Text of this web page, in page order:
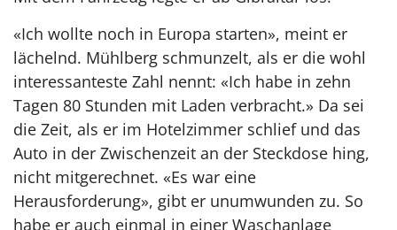
«Ich wollte noch in Europa starten», meint er
lächelnd. Mühlberg schmunzelt, als er die wohl
interessanteste Zahl nennt: «Ich habe in zehn
Tagen 80 Stunden mit Laden verbracht.» Da sei
die Zeit, als er im Hotelzimmer schlief und das
Auto in der Zwischenzeit an der Steckdose hing,
nicht mitgerechnet. «Es war eine
Herausforderung», gibt er unumwunden zu. So
habe er auch einmal in einer Waschanlage